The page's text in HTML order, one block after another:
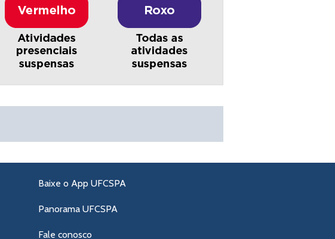
Baixe o App UFCSPA
Panorama UFCSPA
Fale conosco